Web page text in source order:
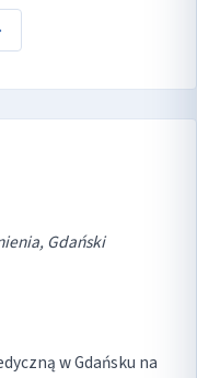
Gdański
w Gdańsku na